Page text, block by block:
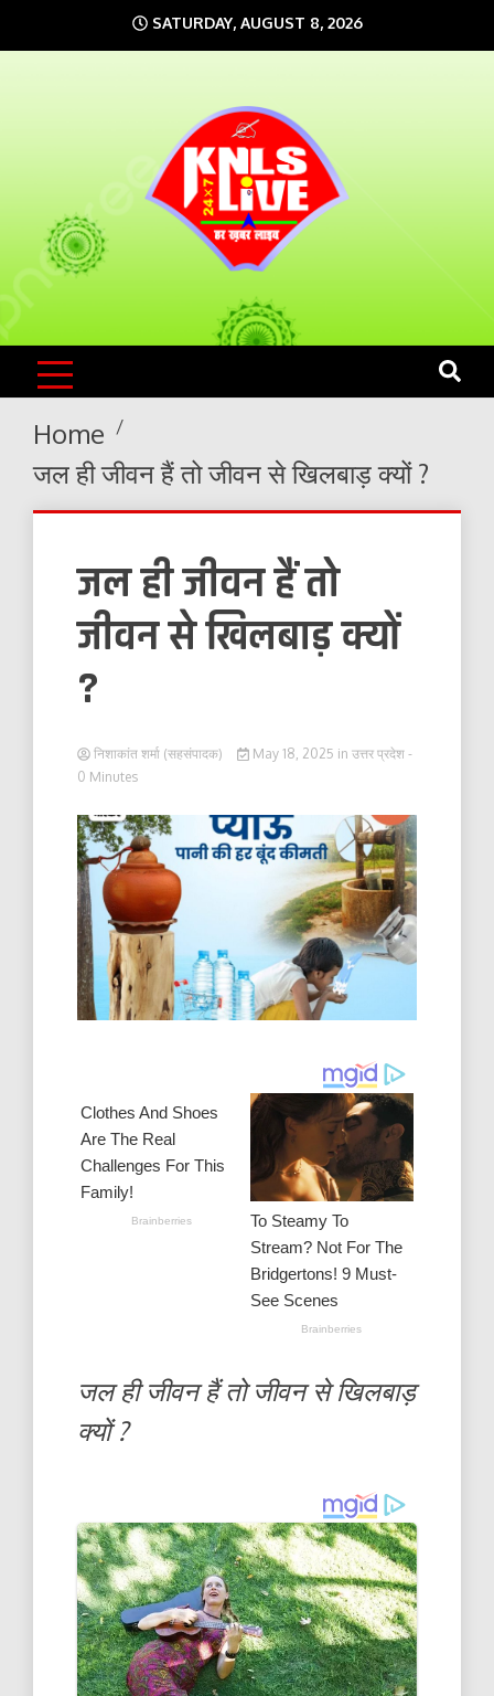
to
SATURDAY, AUGUST 8, 2026
KNLS LIVE
India`s No.1 News Portal
Home
जल ही जीवन हैं तो जीवन से खिलबाड़ क्यों ?
जल ही जीवन हैं तो
जीवन से खिलबाड़ क्यों
?
निशाकांत शर्मा (सहसंपादक) May 18, 2025 in उत्तर प्रदेश -
0 Minutes
जल ही जीवन हैं तो जीवन से खिलबाड़
क्यों ?